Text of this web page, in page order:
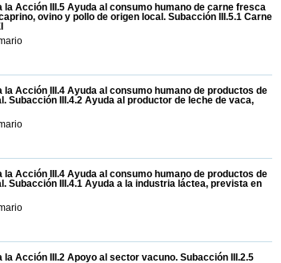
la Acción III.5 Ayuda al consumo humano de carne fresca
ovino y pollo de origen local. Subacción III.5.1 Carne
la Acción III.4 Ayuda al consumo humano de productos de
Subacción III.4.2 Ayuda al productor de leche de vaca,
la Acción III.4 Ayuda al consumo humano de productos de
Subacción III.4.1 Ayuda a la industria láctea, prevista en
la Acción III.2 Apoyo al sector vacuno. Subacción III.2.5